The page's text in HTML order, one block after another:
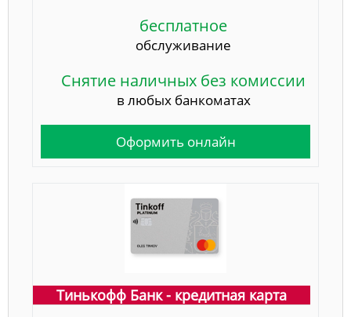
бесплатное
обслуживание
Снятие наличных без комиссии
в любых банкоматах
Оформить онлайн
Тинькофф Банк - кредитная карта